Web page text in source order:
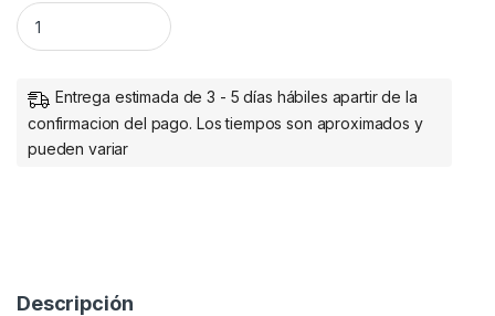
ALCOHOL ISOPROPILICO DE 1LT. . quantity
Entrega estimada de 3 - 5 días hábiles apartir de la
confirmacion del pago. Los tiempos son aproximados y
pueden variar
Descripción